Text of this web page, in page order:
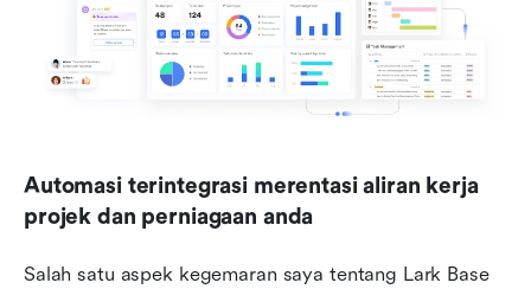
Automasi terintegrasi merentasi aliran kerja
projek dan perniagaan anda
Salah satu aspek kegemaran saya tentang Lark Base